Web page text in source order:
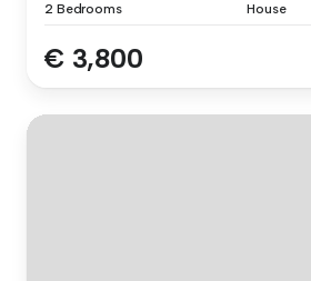
2 Bedrooms House
€ 3,800